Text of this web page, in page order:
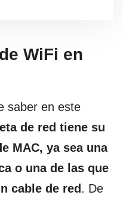
WiFi en
saber en este
de red tiene su
MAC, ya sea una
o una de las que
cable de red . De